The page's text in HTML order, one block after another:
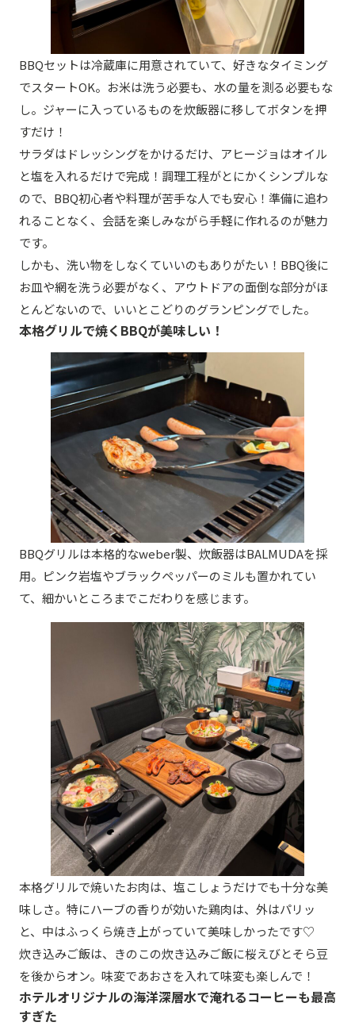
BBQセットは冷蔵庫に用意されていて、好きなタイミング
でスタートOK。お米は洗う必要も、水の量を測る必要もな
し。ジャーに入っているものを炊飯器に移してボタンを押
すだけ！
サラダはドレッシングをかけるだけ、アヒージョはオイル
と塩を入れるだけで完成！調理工程がとにかくシンプルな
ので、BBQ初心者や料理が苦手な人でも安心！準備に追わ
れることなく、会話を楽しみながら手軽に作れるのが魅力
です。
しかも、洗い物をしなくていいのもありがたい！BBQ後に
お皿や網を洗う必要がなく、アウトドアの面倒な部分がほ
とんどないので、いいとこどりのグランピングでした。
本格グリルで焼くBBQが美味しい！
BBQグリルは本格的なweber製、炊飯器はBALMUDAを採
用。ピンク岩塩やブラックペッパーのミルも置かれてい
て、細かいところまでこだわりを感じます。
本格グリルで焼いたお肉は、塩こしょうだけでも十分な美
味しさ。特にハーブの香りが効いた鶏肉は、外はパリッ
と、中はふっくら焼き上がっていて美味しかったです♡
炊き込みご飯は、きのこの炊き込みご飯に桜えびとそら豆
を後からオン。味変であおさを入れて味変も楽しんで！
ホテルオリジナルの海洋深層水で淹れるコーヒーも最高
すぎた